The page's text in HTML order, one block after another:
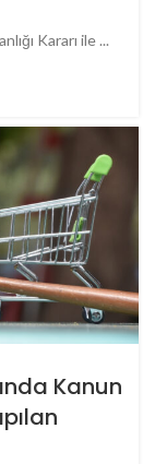
Kararı ile ...
Kanun